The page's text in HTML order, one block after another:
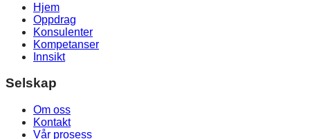
Hjem
Oppdrag
Konsulenter
Kompetanser
Innsikt
Selskap
Om oss
Kontakt
Vår prosess